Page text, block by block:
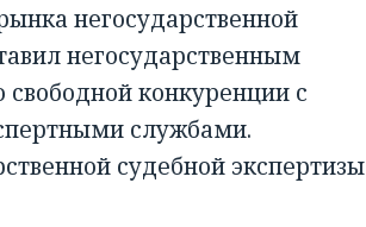
негосударственной
негосударственным
конкуренции с
службами.
судебной экспертизы